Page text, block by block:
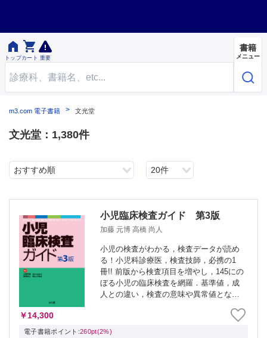

トップ

カート 重要
書籍
メニュー
m3.com 電子書籍 文光堂
文光堂：1,380件
おすすめ順 20件
小児臨床検査ガイド 第3版
加藤 元博 高橋 尚人
小児の検査がわかる，検査データが読め
る！小児科診療医，検査技師，必携の1
冊!! 前版から検査項目を増やし，145にの
ぼる小児の臨床検査を網羅．基準値，成
人との違い，検査の意味や異常値となる
総合的な評価とともに，個別事情に照ら
した応用的解釈も行えるよう，データ解
￥14,300
電子書籍ポイント:260pt(2%)